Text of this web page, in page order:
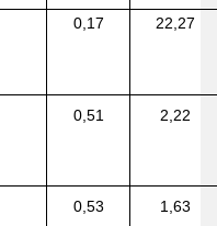
0,17 22,27
0,51 2,22
0,53 1,63